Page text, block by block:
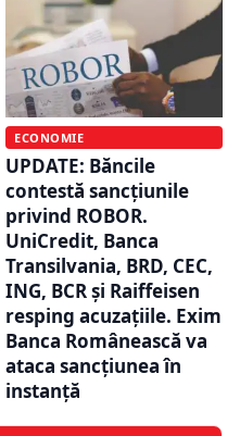
ECONOMIE
UPDATE: Băncile
contestă sancțiunile
privind ROBOR.
UniCredit, Banca
Transilvania, BRD, CEC,
ING, BCR și Raiffeisen
resping acuzațiile. Exim
Banca Românească va
ataca sancțiunea în
instanță